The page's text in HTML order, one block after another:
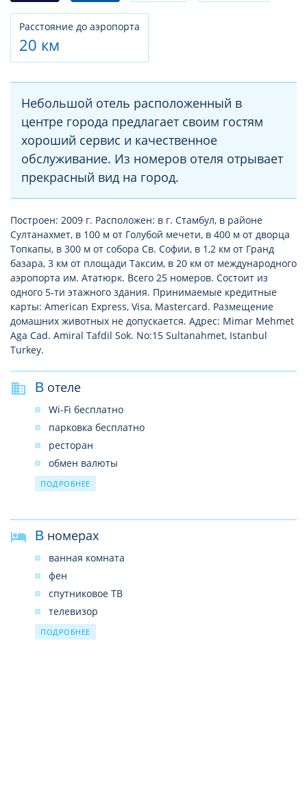
Расстояние до аэропорта
20 км
Небольшой отель расположенный в
центре города предлагает своим гостям
хороший сервис и качественное
обслуживание. Из номеров отеля отрывает
прекрасный вид на город.
Построен: 2009 г. Расположен: в г. Стамбул, в районе
Султанахмет, в 100 м от Голубой мечети, в 400 м от дворца
Топкапы, в 300 м от собора Св. Софии, в 1,2 км от Гранд
базара, 3 км от площади Таксим, в 20 км от международного
аэропорта им. Ататюрк. Всего 25 номеров. Состоит из
одного 5-ти этажного здания. Принимаемые кредитные
карты: American Express, Visa, Mastercard. Размещение
домашних животных не допускается. Адрес: Mimar Mehmet
Aga Cad. Amiral Tafdil Sok. No:15 Sultanahmet, Istanbul
Turkey.
В отеле
Wi-Fi бесплатно
парковка бесплатно
ресторан
обмен валюты
прачечная
камера хранения багажа
ПОДРОБНЕЕ
В номерах
ванная комната
фен
спутниковое ТВ
телевизор
Wi-Fi бесплатно
ПОДРОБНЕЕ